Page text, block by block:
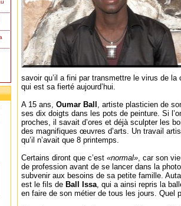
savoir qu’il a fini par transmettre le virus de
qui est sa fierté aujourd’hui.
A 15 ans, Oumar Ball , artiste plasticien de
ses dix doigts dans les pots de peinture. Si
proches, il savait d’ores et déjà sculpter les
des magnifiques œuvres d’arts. Un travail
qu’il n’avait que 8 printemps.
Certains diront que c’est «normal», car son
de profession avant de se lancer dans la
subvenir aux besoins de sa petite famille.
est le fils de Ball Issa, qui a ainsi repris la
en faire de son métier de tous les jours. Quel